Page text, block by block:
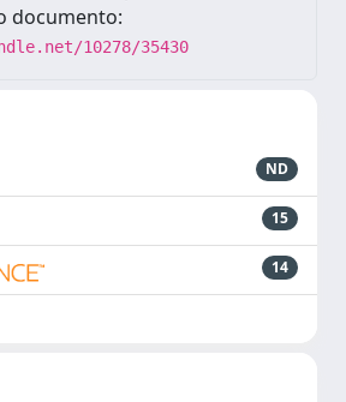
documento:
10278/35430
ND
15
14